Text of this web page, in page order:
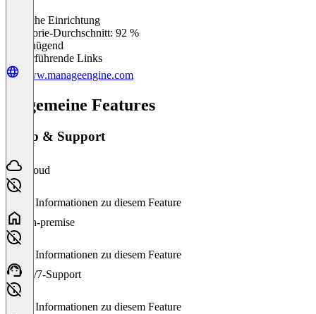
Einfache Einrichtung
Kategorie-Durchschnitt: 92 %
Ungenügend
Weiterführende Links
www.manageengine.com
Allgemeine Features
Setup & Support
Cloud
Keine Informationen zu diesem Feature
On-premise
Keine Informationen zu diesem Feature
24/7-Support
Keine Informationen zu diesem Feature